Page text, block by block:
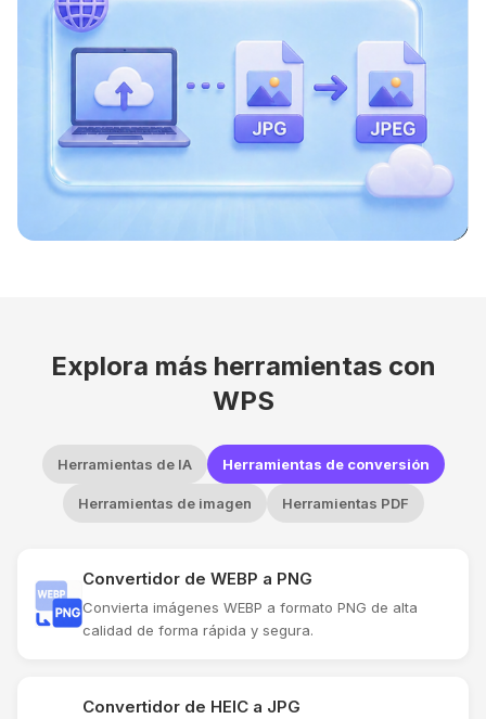
Explora más herramientas con
WPS
Herramientas de IA Herramientas de conversión
Herramientas de imagen Herramientas PDF
Convertidor de WEBP a PNG
Convierta imágenes WEBP a formato PNG de alta
calidad de forma rápida y segura.
Convertidor de HEIC a JPG